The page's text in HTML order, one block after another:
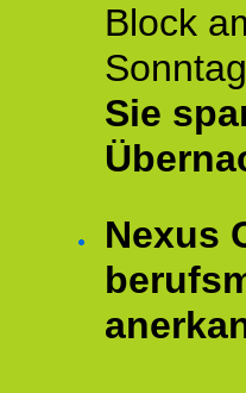
Block
Sie
Nexus